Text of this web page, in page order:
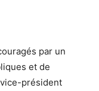
par un
et de
président